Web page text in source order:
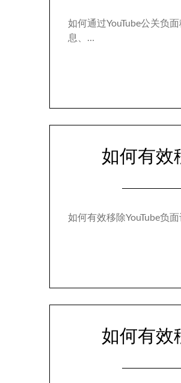
如何通过YouTube公关负
息、…
如何有效
如何有效移除YouTube负
如何有效